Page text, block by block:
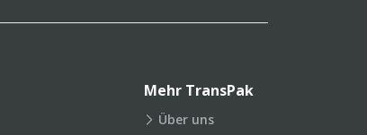
Mehr TransPak
Über uns